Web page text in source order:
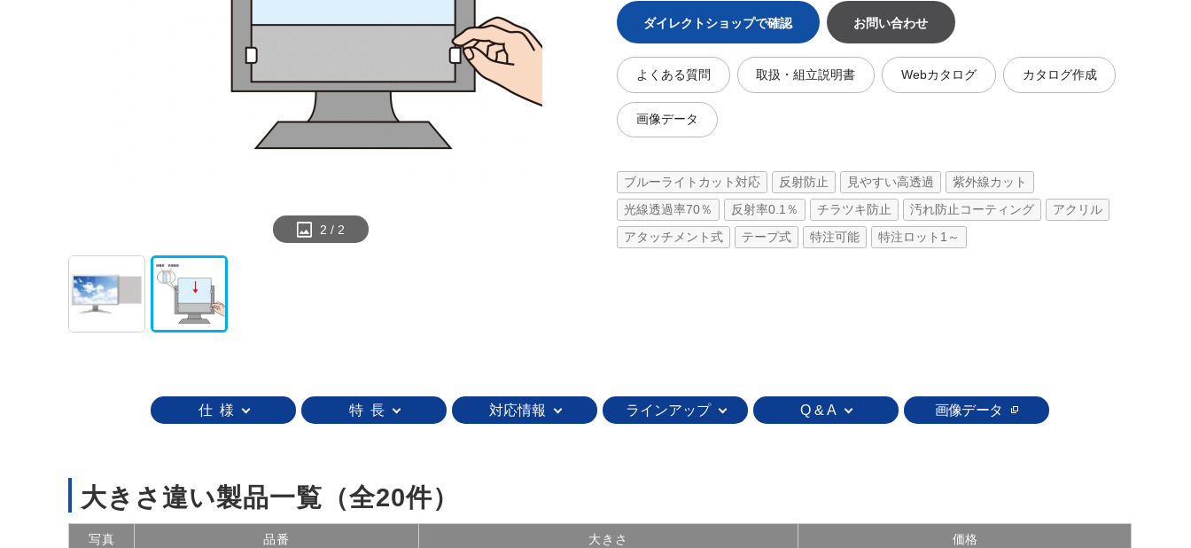
1 / 2
ダイレクトショップで確認 お問い合わせ
よくある質問 取扱・組立説明書 Webカタログ カタログ作成
画像データ
ブルーライトカット対応 反射防止 見やすい高透過 紫外線カット
光線透過率70％ 反射率0.1％ チラツキ防止 汚れ防止コーティング アクリル
アタッチメント式 テープ式 特注可能 特注ロット1～
仕 様 特 長 対応情報 ラインアップ Q & A 画像データ
大きさ違い製品一覧 （全20件）
写真 品番 大きさ 価格